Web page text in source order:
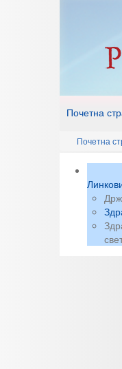
Почетна
Почетна